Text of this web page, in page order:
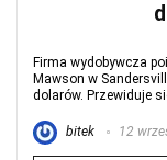
Firma wydobywcza
Mawson w
dolarów. Przewiduje
bitek 12